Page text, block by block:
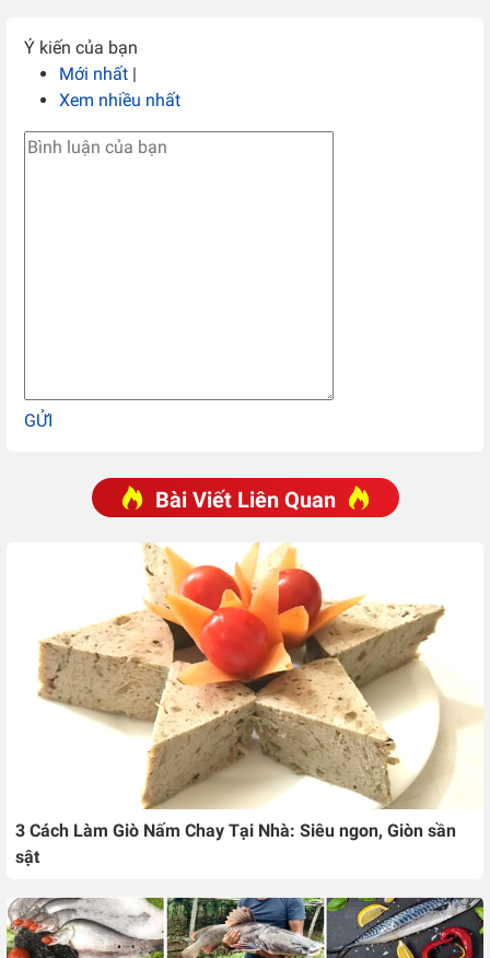
Ý kiến của bạn
Mới nhất |
Xem nhiều nhất
GỬI
Bài Viết Liên Quan
3 Cách Làm Giò Nấm Chay Tại Nhà: Siêu ngon, Giòn sần
sật